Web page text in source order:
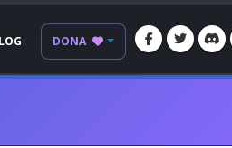
DONA